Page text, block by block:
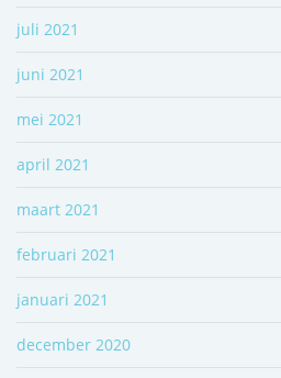
juli 2021
juni 2021
mei 2021
april 2021
maart 2021
februari 2021
januari 2021
december 2020